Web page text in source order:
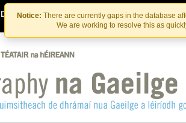
Skip
to
the
content
Skip
to
content
Notice: There are currently gaps in the database
We are working to resolve this as
Déan Teagmháil Linn